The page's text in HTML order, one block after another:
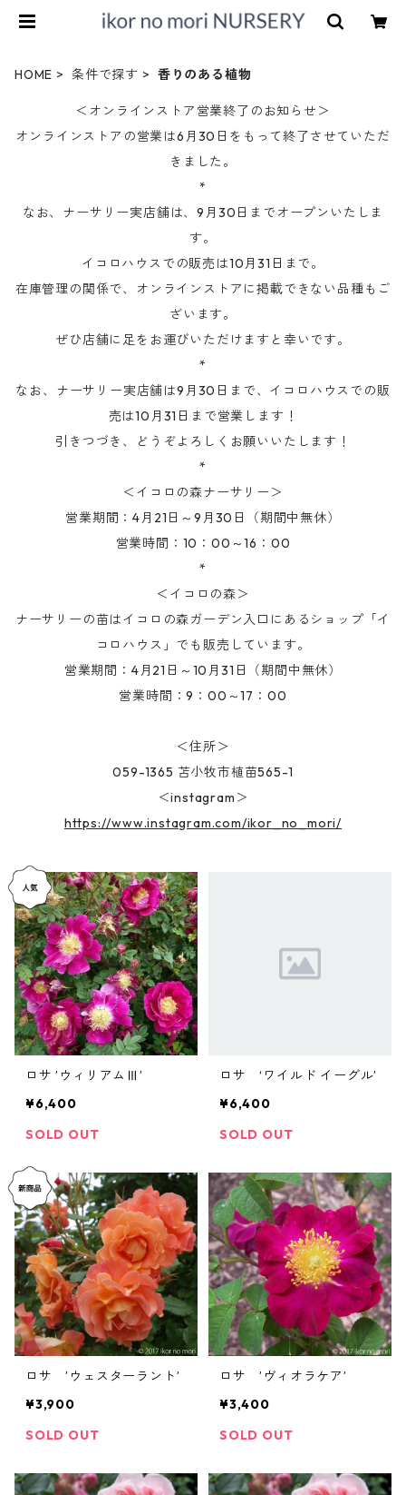
HOME 条件で探す 香りのある植物
＜オンラインストア営業終了のお知らせ＞
オンラインストアの営業は6月30日をもって終了させていただ
きました。
*
なお、ナーサリー実店舗は、9月30日までオープンいたしま
す。
イコロハウスでの販売は10月31日まで。
在庫管理の関係で、オンラインストアに掲載できない品種もご
ざいます。
ぜひ店舗に足をお運びいただけますと幸いです。
*
なお、ナーサリー実店舗は9月30日まで、イコロハウスでの販
売は10月31日まで営業します！
引きつづき、どうぞよろしくお願いいたします！
*
＜イコロの森ナーサリー＞
営業期間：4月21日～9月30日（期間中無休）
営業時間：10：00～16：00
*
＜イコロの森＞
ナーサリーの苗はイコロの森ガーデン入口にあるショップ「イ
コロハウス」でも販売しています。
営業期間：4月21日～10月31日（期間中無休）
営業時間：9：00～17：00
＜住所＞
059-1365 苫小牧市植苗565-1
＜instagram＞
https://www.instagram.com/ikor_no_mori/
ロサ ’ウィリアムⅢ’
¥6,400
SOLD OUT
ロサ ‘ワイルド イーグル’
¥6,400
SOLD OUT
ロサ ’ウェスターラント’
¥3,900
SOLD OUT
ロサ ’ヴィオラケア’
¥3,400
SOLD OUT